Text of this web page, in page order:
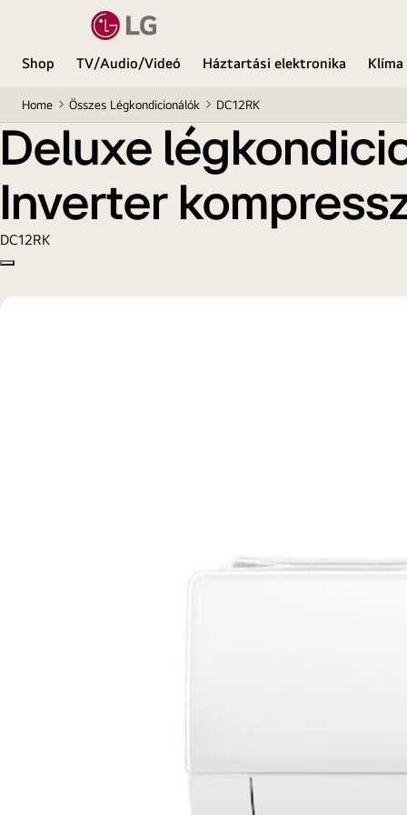
Shop TV/Audio/Videó Háztartási elektronika Klíma
Home Összes Légkondicionálók DC12RK
Deluxe légkondicionáló UVnano technológiával,
Deluxe
Inverter
DC12RK
Copy model name